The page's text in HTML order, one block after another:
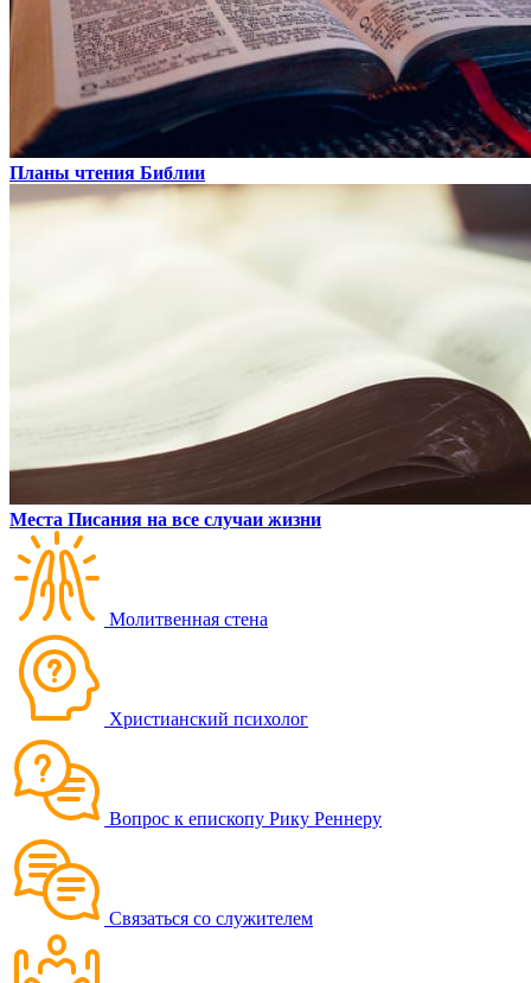
Планы чтения Библии
Места Писания на все случаи жизни
Молитвенная стена
Христианский психолог
Вопрос к епископу Рику Реннеру
Связаться со служителем